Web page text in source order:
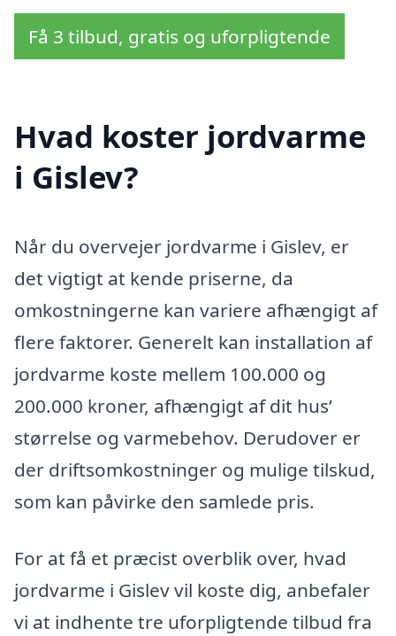
Få 3 tilbud, gratis og uforpligtende
Hvad koster jordvarme
i Gislev?
Når du overvejer jordvarme i Gislev, er
det vigtigt at kende priserne, da
omkostningerne kan variere afhængigt af
flere faktorer. Generelt kan installation af
jordvarme koste mellem 100.000 og
200.000 kroner, afhængigt af dit hus’
størrelse og varmebehov. Derudover er
der driftsomkostninger og mulige tilskud,
som kan påvirke den samlede pris.
For at få et præcist overblik over, hvad
jordvarme i Gislev vil koste dig, anbefaler
vi at indhente tre uforpligtende tilbud fra